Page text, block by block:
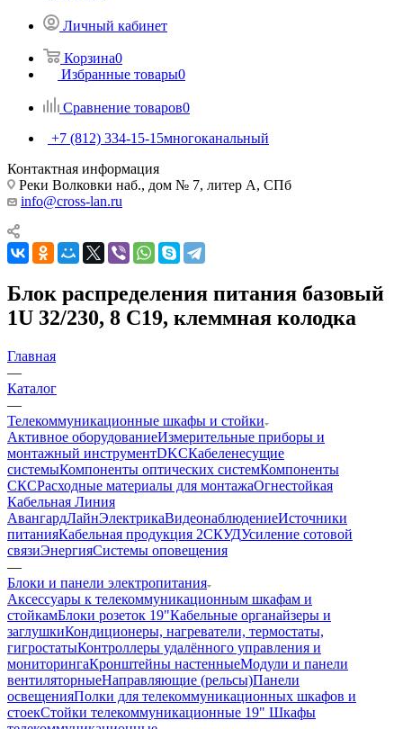
Личный кабинет
Корзина0
Избранные товары0
Сравнение товаров0
+7 (812) 334-15-15многоканальный
Контактная информация
Реки Волковки наб., дом № 7, литер А, СПб
info@cross-lan.ru
Блок распределения питания базовый
1U 32/230, 8 C19, клеммная колодка
Главная
—
Каталог
—
Телекоммуникационные шкафы и стойки
Активное оборудованиеИзмерительные приборы и
монтажный инструментDKCКабеленесущие
системыКомпоненты оптических системКомпоненты
СКСРасходные материалы для монтажаОгнестойкая
Кабельная Линия
АвангардЛайнЭлектрикаВидеонаблюдениеИсточники
питанияКабельная продукция 2СКУДУсиление сотовой
связиЭнергияСистемы оповещения
—
Блоки и панели электропитания
Аксессуары к телекоммуникационным шкафам и
стойкамБлоки розеток 19"Кабельные органайзеры и
заглушкиКондиционеры, нагреватели, термостаты,
гигростатыКонтроллеры удалённого управления и
мониторингаКронштейны настенныеМодули и панели
вентиляторныеНаправляющие (рельсы)Панели
освещенияПолки для телекоммуникационных шкафов и
стоекСтойки телекоммуникационные 19" Шкафы